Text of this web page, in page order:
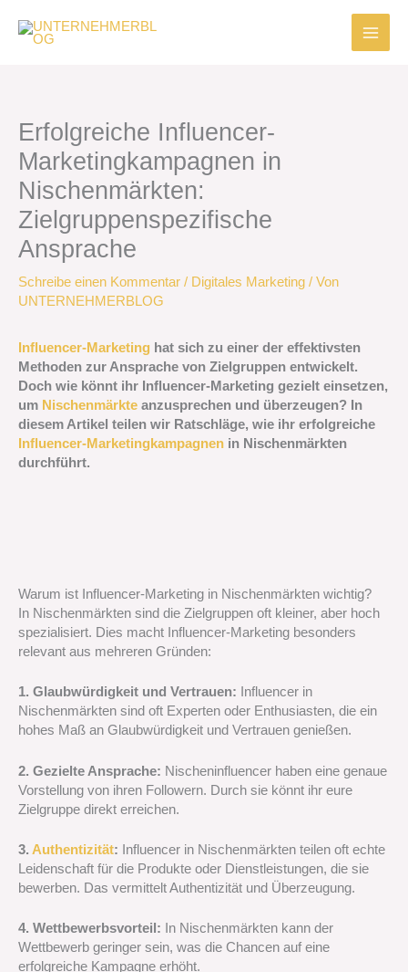
Inhalt
springen
Erfolgreiche Influencer-
Marketingkampagnen in
Nischenmärkten:
Zielgruppenspezifische
Ansprache
Schreibe einen Kommentar / Digitales Marketing / Von
UNTERNEHMERBLOG
Influencer-Marketing hat sich zu einer der effektivsten
Methoden zur Ansprache von Zielgruppen entwickelt.
Doch wie könnt ihr Influencer-Marketing gezielt einsetzen,
um Nischenmärkte anzusprechen und überzeugen? In
diesem Artikel teilen wir Ratschläge, wie ihr erfolgreiche
Influencer-Marketingkampagnen in Nischenmärkten
durchführt.
Warum ist Influencer-Marketing in Nischenmärkten wichtig?
In Nischenmärkten sind die Zielgruppen oft kleiner, aber hoch
spezialisiert. Dies macht Influencer-Marketing besonders
relevant aus mehreren Gründen:
1. Glaubwürdigkeit und Vertrauen: Influencer in
Nischenmärkten sind oft Experten oder Enthusiasten, die ein
hohes Maß an Glaubwürdigkeit und Vertrauen genießen.
2. Gezielte Ansprache: Nischeninfluencer haben eine genaue
Vorstellung von ihren Followern. Durch sie könnt ihr eure
Zielgruppe direkt erreichen.
3. Authentizität: Influencer in Nischenmärkten teilen oft echte
Leidenschaft für die Produkte oder Dienstleistungen, die sie
bewerben. Das vermittelt Authentizität und Überzeugung.
4. Wettbewerbsvorteil: In Nischenmärkten kann der
Wettbewerb geringer sein, was die Chancen auf eine
erfolgreiche Kampagne erhöht.